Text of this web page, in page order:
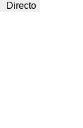
Directo